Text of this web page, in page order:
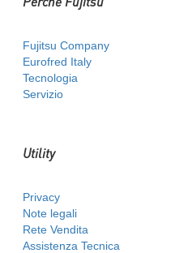
Fujitsu Company
Eurofred Italy
Tecnologia
Servizio
Utility
Privacy
Note legali
Rete Vendita
Assistenza Tecnica